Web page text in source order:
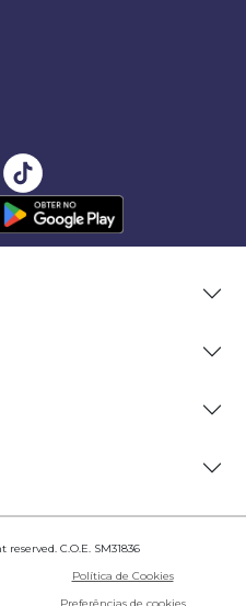
C.O.E. SM31836
Política de Cookies